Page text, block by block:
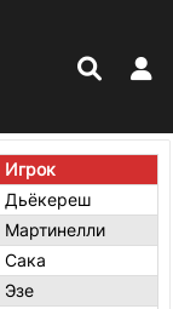
Игрок
Дьёкереш
Мартинелли
Сака
Эзе